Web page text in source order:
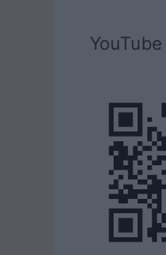
YouTube